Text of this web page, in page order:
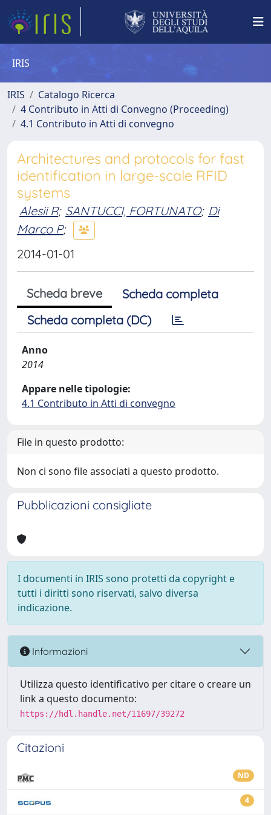
IRIS
IRIS
Catalogo Ricerca
4 Contributo in Atti di Convegno (Proceeding)
4.1 Contributo in Atti di convegno
Architectures and protocols for fast
identification in large-scale RFID
systems
Alesii R; SANTUCCI, FORTUNATO; Di
Marco P;
2014-01-01
Scheda breve
Scheda completa
Scheda completa (DC)
Anno
2014
Appare nelle tipologie:
4.1 Contributo in Atti di convegno
File in questo prodotto:
Non ci sono file associati a questo prodotto.
Pubblicazioni consigliate
I documenti in IRIS sono protetti da copyright e
tutti i diritti sono riservati, salvo diversa
indicazione.
Informazioni
Utilizza questo identificativo per citare o creare un
link a questo documento:
https://hdl.handle.net/11697/39272
Citazioni
ND
4